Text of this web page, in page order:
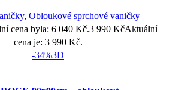
, Obloukové sprchové vaničky
cena byla: 6 040 Kč.3 990 KčAktuální
cena je: 3 990 Kč.
-34%3D